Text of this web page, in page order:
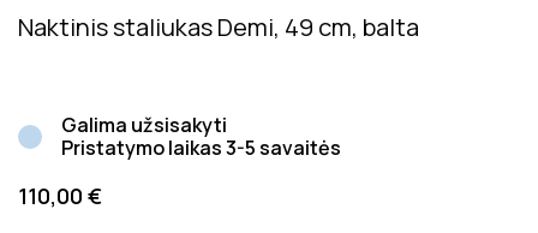
įvertinimas rodo bendrą vidutinį klientų įvertinimą.
Atsiliepimai prieš juos paskelbiant yra patikrinami dėl jų
Naktinis staliukas Demi, 49 cm, balta
Galima užsisakyti
Pristatymo laikas 3-5 savaitės
110,00 €